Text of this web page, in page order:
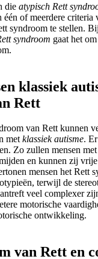
die atypisch Rett
één of meerdere criteria
syndroom te stellen.
syndroom gaat het
klassiek
Rett
van Rett kunnen
metklassiek autisme.
Zo zullen mensen
en kunnen zij
mensen het Rett
terwijl de
veel complexer
motorische
ontwikkeling.
van Rett en